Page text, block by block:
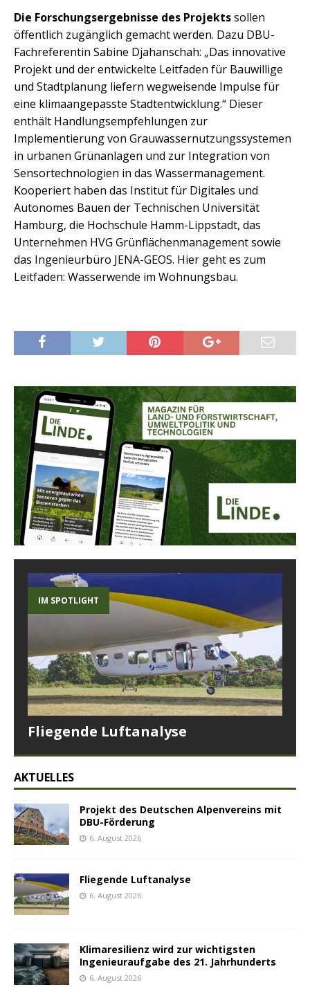
Die Forschungsergebnisse des Projektssollen
öffentlich zugänglich gemacht werden. Dazu DBU-
Fachreferentin Sabine Djahanschah: „Das innovative
Projekt und der entwickelte Leitfaden für Bauwillige
und Stadtplanung liefern wegweisende Impulse für
eine klimaangepasste Stadtentwicklung.“ Dieser
enthält Handlungsempfehlungen zur
Implementierung von Grauwassernutzungssystemen
in urbanen Grünanlagen und zur Integration von
Sensortechnologien in das Wassermanagement.
Kooperiert haben das Institut für Digitales und
Autonomes Bauen der Technischen Universität
Hamburg, die Hochschule Hamm-Lippstadt, das
Unternehmen HVG Grünflächenmanagement sowie
das Ingenieurbüro JENA-GEOS. Hier geht es zum
Leitfaden: Wasserwende im Wohnungsbau.
IM SPOTLIGHT
Fliegende Luftanalyse
AKTUELLES
Projekt des Deutschen Alpenvereins mit
DBU-Förderung
6. August 2026
Fliegende Luftanalyse
6. August 2026
Klimaresilienz wird zur wichtigsten
Ingenieuraufgabe des 21. Jahrhunderts
6. August 2026